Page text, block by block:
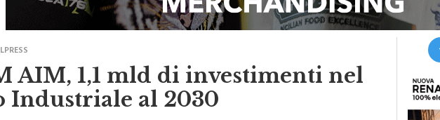
AIM, 1,1 mld di investimenti nel
Industriale al 2030